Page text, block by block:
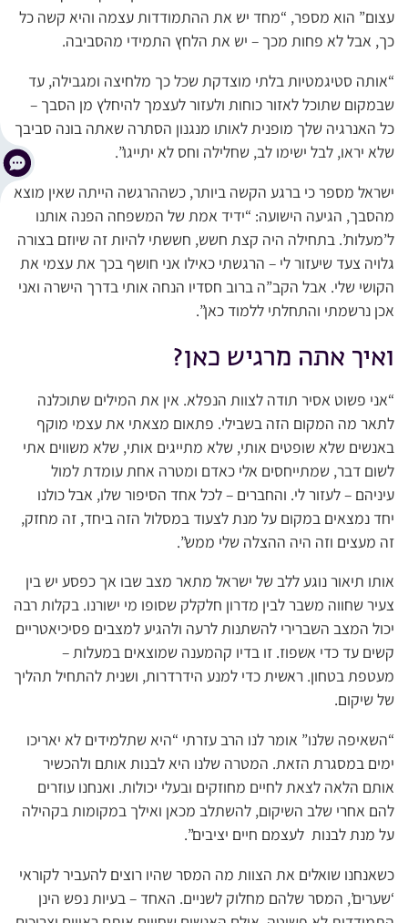
עצום” הוא מספר, “מחד יש את ההתמודדות עצמה והיא קשה כל
כך, אבל לא פחות מכך – יש את הלחץ התמידי מהסביבה.
“אותה סטיגמטיות בלתי מוצדקת שכל כך מלחיצה ומגבילה, עד
שבמקום שתוכל לאזור כוחות ולעזור לעצמך להיחלץ מן הסבך –
כל האנרגיה שלך מופנית לאותו מנגנון הסתרה שאתה בונה סביבך
שלא יראו, לבל ישימו לב, שחלילה וחס לא יתייגו”.
ישראל מספר כי ברגע הקשה ביותר, כשההרגשה הייתה שאין מוצא
מהסבך, הגיעה הישועה: “ידיד אמת של המשפחה הפנה אותנו
ל’מעלות’. בתחילה היה קצת חשש, חששתי להיות זה שיוזם בצורה
גלויה צעד שיעזור לי – הרגשתי כאילו אני חושף בכך את עצמי את
הקושי שלי. אבל הקב”ה ברוב חסדיו הנחה אותי בדרך הישרה ואני
אכן נרשמתי והתחלתי ללמוד כאן”.
ואיך אתה מרגיש כאן?
“אני פשוט אסיר תודה לצוות הנפלא. אין את המילים שתוכלנה
לתאר מה המקום הזה בשבילי. פתאום מצאתי את עצמי מוקף
באנשים שלא שופטים אותי, שלא מתייגים אותי, שלא משווים אתי
לשום דבר, שמתייחסים אלי כאדם ומטרה אחת עומדת למול
עיניהם – לעזור לי. והחברים – לכל אחד הסיפור שלו, אבל כולנו
יחד נמצאים במקום על מנת לצעוד במסלול הזה ביחד, זה מחזק,
זה מעצים וזה היה ההצלה שלי ממש”.
אותו תיאור נוגע ללב של ישראל מתאר מצב שבו אך כפסע יש בין
צעיר שחווה משבר לבין מדרון חלקלק שסופו מי ישורנו. בקלות רבה
יכול המצב השברירי להשתנות לרעה ולהגיע למצבים פסיכיאטריים
קשים עד כדי אשפוז. זו בדיו קהמענה שמוצאים במעלות –
מעטפת בטחון. ראשית כדי למנע הידרדרות, ושנית להתחיל תהליך
של שיקום.
“השאיפה שלנו” אומר לנו הרב עזרתי “היא שתלמידים לא יאריכו
ימים במסגרת הזאת. המטרה שלנו היא לבנות אותם ולהכשיר
אותם הלאה לצאת לחיים מחוזקים ובעלי יכולות. ואנחנו עוזרים
להם אחרי שלב השיקום, להשתלב מכאן ואילך במקומות בקהילה
על מנת לבנות לעצמם חיים יציבים”.
כשאנחנו שואלים את הצוות מה המסר שהיו רוצים להעביר לקוראי
‘שערים’, המסר שלהם מחלוק לשניים. האחד – בעיות נפש הינן